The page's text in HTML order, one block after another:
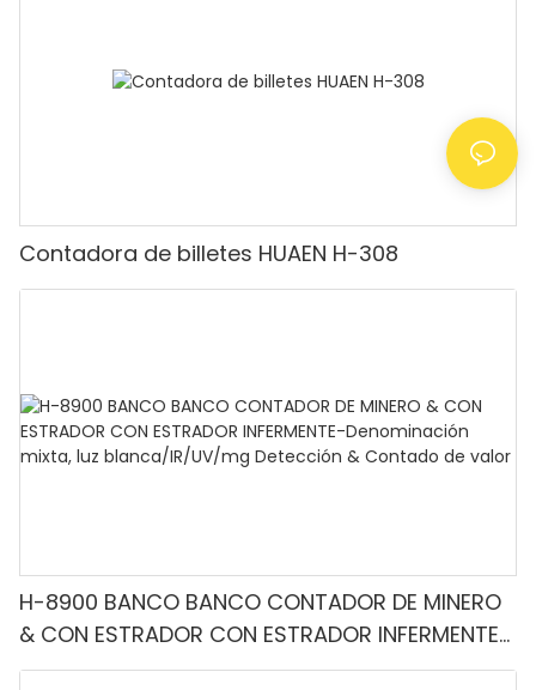
Contadora de billetes HUAEN H-308
H-8900 BANCO BANCO CONTADOR DE MINERO
& CON ESTRADOR CON ESTRADOR INFERMENTE-
Denominación mixta, luz blanca/IR/UV/mg